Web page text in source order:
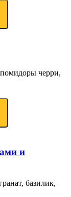
черри,
и
базилик,